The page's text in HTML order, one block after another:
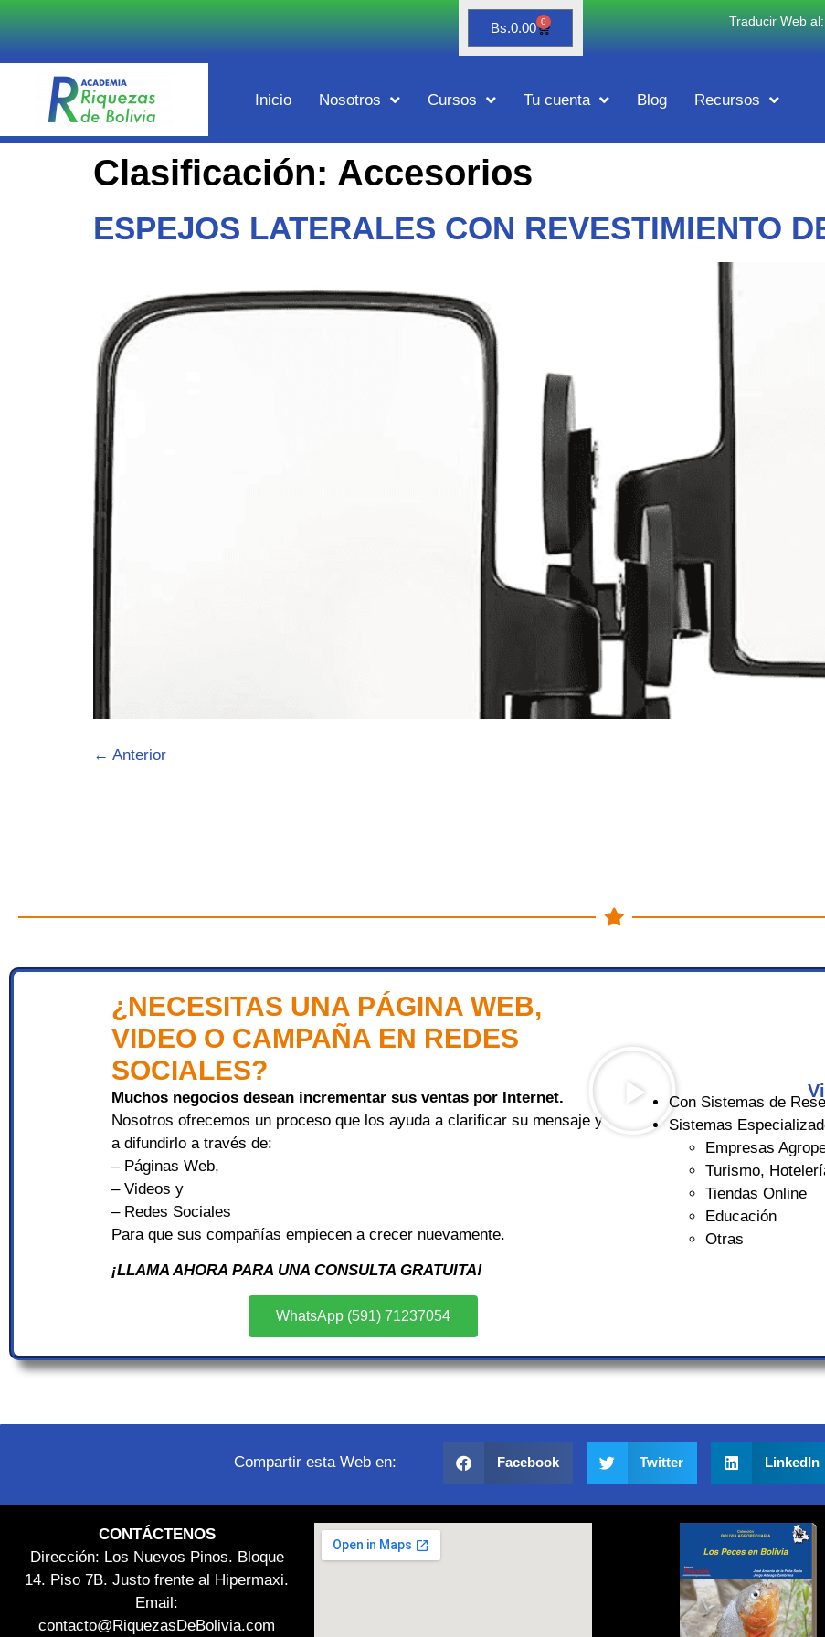
Bs.0.00 0 Traducir Web al:
Inicio Nosotros Cursos Tu cuenta Blog Recursos
Clasificación: Accesorios
ESPEJOS LATERALES CON REVESTIMIENTO
← Anterior
¿NECESITAS UNA PÁGINA WEB,
VIDEO O CAMPAÑA EN REDES
SOCIALES?
Muchos negocios desean incrementar sus ventas por Internet.
Nosotros ofrecemos un proceso que los ayuda a clarificar su mensaje y
a difundirlo a través de:
– Páginas Web,
– Videos y
– Redes Sociales
Para que sus compañías empiecen a crecer nuevamente.
¡LLAMA AHORA PARA UNA CONSULTA GRATUITA!
WhatsApp (591) 71237054
Con Sistemas de
Sistemas
Empresas
Turismo,
Tiendas Online
Educación
Otras
Compartir esta Web en: Facebook Twitter LinkedIn
CONTÁCTENOS
Dirección: Los Nuevos Pinos. Bloque
14. Piso 7B. Justo frente al Hipermaxi.
Email:
contacto@RiquezasDeBolivia.com